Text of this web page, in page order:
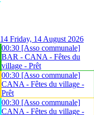
14 Friday, 14 August 2026
00:30 [Asso communale]
BAR - CANA - Fêtes du
village - Prêt
00:30 [Asso communale]
CANA - Fêtes du village -
Prêt
00:30 [Asso communale]
CANA - Fêtes du village -